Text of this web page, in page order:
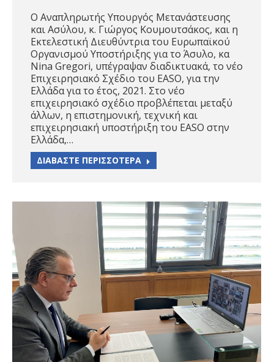
Ο Αναπληρωτής Υπουργός Μετανάστευσης
και Ασύλου, κ. Γιώργος Κουμουτσάκος, και η
Εκτελεστική Διευθύντρια του Ευρωπαϊκού
Οργανισμού Υποστήριξης για το Άσυλο, κα
Nina Gregori, υπέγραψαν διαδικτυακά, το νέο
Επιχειρησιακό Σχέδιο του EASO, για την
Ελλάδα για το έτος, 2021. Στο νέο
επιχειρησιακό σχέδιο προβλέπεται μεταξύ
άλλων, η επιστημονική, τεχνική και
επιχειρησιακή υποστήριξη του EASO στην
Ελλάδα,…
ΔΙΑΒΑΣΤΕ ΠΕΡΙΣΣΟΤΕΡΑ